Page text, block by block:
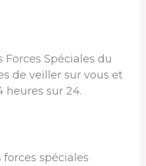
Spéciales du
de veiller sur vous et
heures sur 24.
spéciales